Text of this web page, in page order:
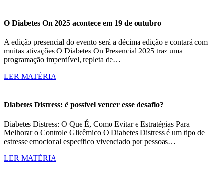
O Diabetes On 2025 acontece em 19 de outubro
A edição presencial do evento será a décima edição e contará com
muitas ativações O Diabetes On Presencial 2025 traz uma
programação imperdível, repleta de…
LER MATÉRIA
Diabetes Distress: é possível vencer esse desafio?
Diabetes Distress: O Que É, Como Evitar e Estratégias Para
Melhorar o Controle Glicêmico O Diabetes Distress é um tipo de
estresse emocional específico vivenciado por pessoas…
LER MATÉRIA